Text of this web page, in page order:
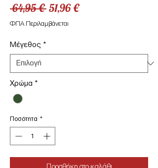
64,95 € Κανονική
τιμή
51,96 €Τιμή
ΦΠΑ Περιλαμβάνεται
Μέγεθος *
Χρώμα *
Ποσότητα *